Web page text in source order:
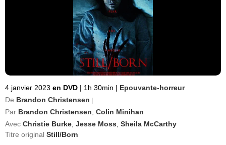
4 janvier 2023 en DVD | 1h 30min | Epouvante-horreur
De Brandon Christensen
Par Brandon Christensen Colin Minihan
Avec Christie Burke Jesse Moss Sheila McCarthy
Titre original Still/Born